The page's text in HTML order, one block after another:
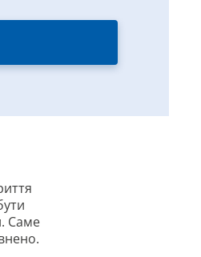
Саме